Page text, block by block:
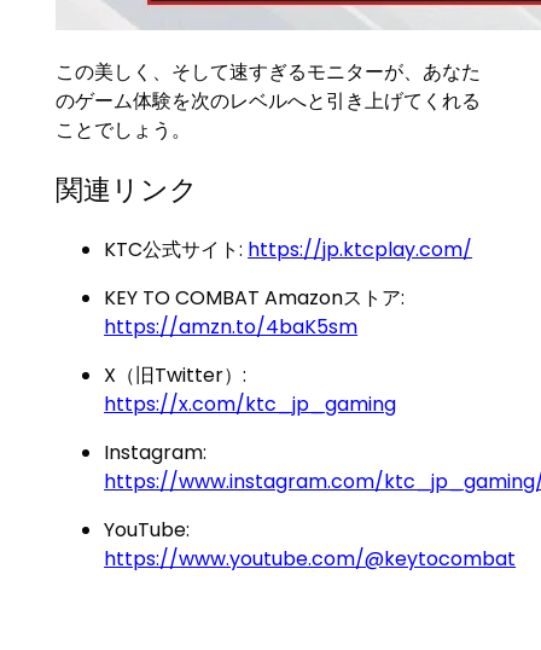
この美しく、そして速すぎるモニターが、あなた
のゲーム体験を次のレベルへと引き上げてくれる
ことでしょう。
関連リンク
KTC公式サイト: https://jp.ktcplay.com/
KEY TO COMBAT Amazonストア:
https://amzn.to/4baK5sm
X（旧Twitter）:
https://x.com/ktc_jp_gaming
Instagram:
https://www.instagram.com/
YouTube:
https://www.youtube.com/@keytocombat